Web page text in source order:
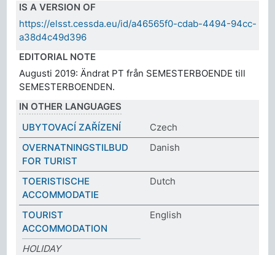
IS A VERSION OF
https://elsst.cessda.eu/id/a46565f0-cdab-4494-94cc-
a38d4c49d396
EDITORIAL NOTE
Augusti 2019: Ändrat PT från SEMESTERBOENDE till
SEMESTERBOENDEN.
IN OTHER LANGUAGES
UBYTOVACÍ ZAŘÍZENÍ
Czech
OVERNATNINGSTILBUD
FOR TURIST
Danish
TOERISTISCHE
ACCOMMODATIE
Dutch
TOURIST
ACCOMMODATION
English
HOLIDAY